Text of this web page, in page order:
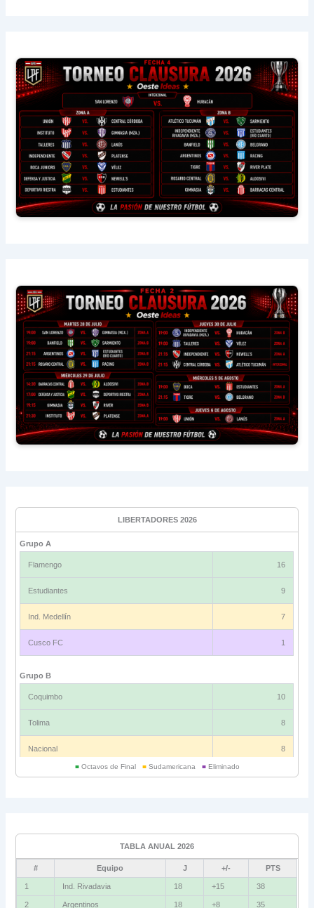
LIBERTADORES 2026
Grupo A
Flamengo 16
Estudiantes 9
Ind. Medellín 7
Cusco FC 1
Grupo B
Coquimbo 10
Tolima 8
Nacional 8
Bolívar 5
La Guaira
■Octavos de Final ■Sudamericana ■Eliminado
TABLA ANUAL 2026
# Equipo J +/- PTS
1 Ind. Rivadavia 18 +15 38
2 Argentinos 18 +8 35